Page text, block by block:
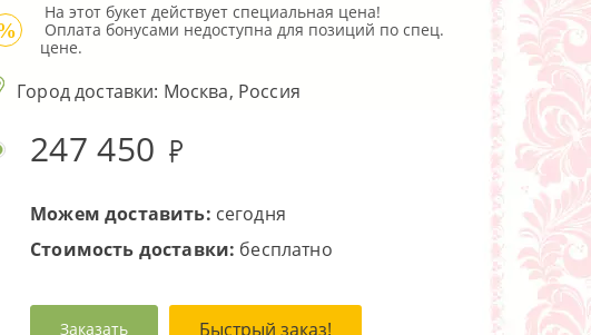
На этот букет действует специальная цена!
цене.
Город доставки: Москва, Россия
247 450
Можем доставить: сегодня
Стоимость доставки: бесплатно
Заказать Быстрый заказ!